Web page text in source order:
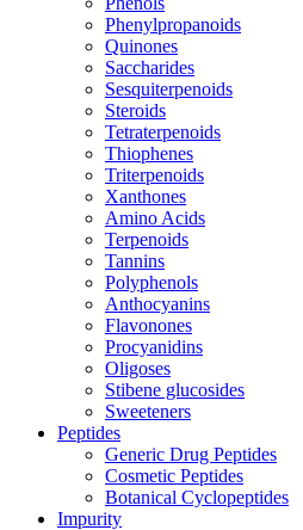
Phenylpropanoids
Quinones
Saccharides
Sesquiterpenoids
Steroids
Tetraterpenoids
Thiophenes
Triterpenoids
Xanthones
Amino Acids
Terpenoids
Tannins
Polyphenols
Anthocyanins
Flavonones
Procyanidins
Oligoses
Stibene glucosides
Sweeteners
Peptides
Generic Drug Peptides
Cosmetic Peptides
Botanical Cyclopeptides
Impurity